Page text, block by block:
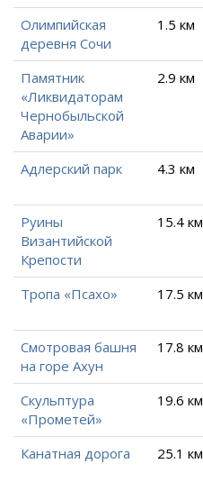
Олимпийская
деревня Сочи
1.5 км
Памятник
«Ликвидаторам
Чернобыльской
Аварии»
2.9 км
Адлерский парк 4.3 км
Руины
Византийской
Крепости
15.4 км
Тропа «Псахо» 17.5 км
Смотровая башня
на горе Ахун
17.8 км
Скульптура
«Прометей»
19.6 км
Канатная дорога 25.1 км